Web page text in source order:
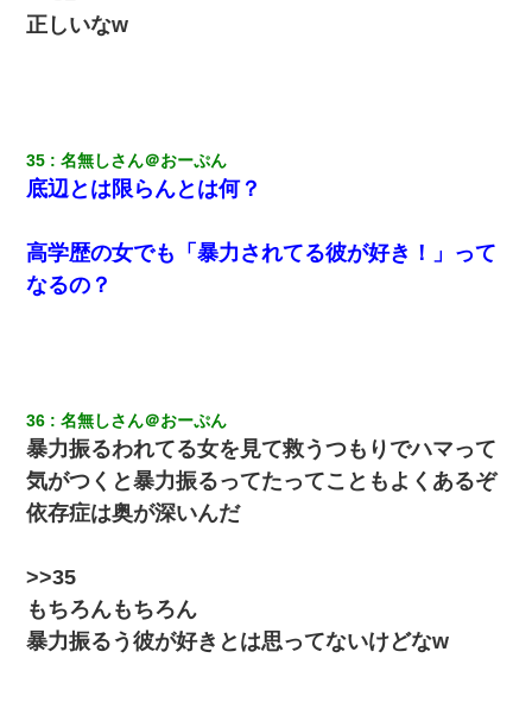
正しいなw
35 名無しさん＠おーぷん
底辺とは限らんとは何？
高学歴の女でも「暴力されてる彼が好き！」って
なるの？
36 名無しさん＠おーぷん
暴力振るわれてる女を見て救うつもりでハマって
気がつくと暴力振るってたってこともよくあるぞ
依存症は奥が深いんだ
>>35
もちろんもちろん
暴力振るう彼が好きとは思ってないけどなw